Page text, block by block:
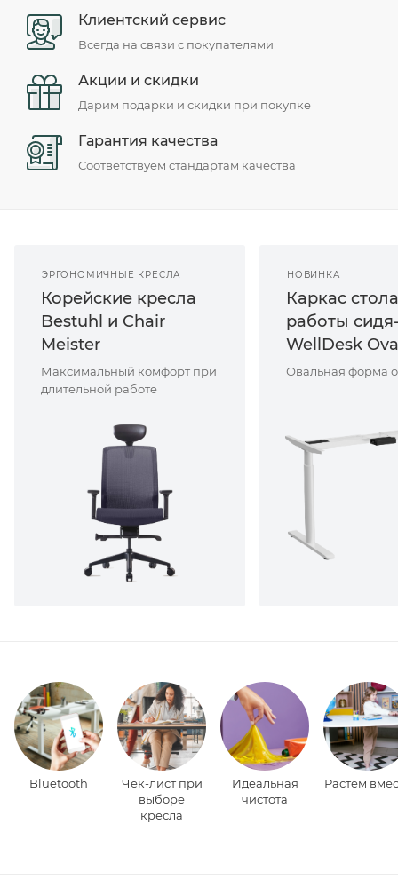
Клиентский сервис
Всегда на связи с покупателями
Акции и скидки
Дарим подарки и скидки при покупке
Гарантия качества
Соответствуем стандартам качества
ЭРГОНОМИЧНЫЕ КРЕСЛА
Корейские кресла
Bestuhl и Chair
Meister
Максимальный комфорт при
длительной работе
НОВИНКА
Каркас
работы
WellDesk
Овальная форма
Bluetooth
Чек-лист при
выборе
кресла
Идеальная
чистота
Растем